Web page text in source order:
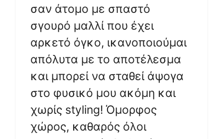
σαν άτομο με σπαστό
σγουρό μαλλί που έχει
αρκετό όγκο, ικανοποιούμαι
απόλυτα με το αποτέλεσμα
και μπορεί να σταθεί άψογα
στο φυσικό μου ακόμη και
χωρίς styling! Όμορφος
χώρος, καθαρός όλοι